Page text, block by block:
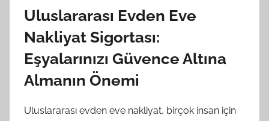
Uluslararası Evden Eve
Nakliyat Sigortası:
Eşyalarınızı Güvence Altına
Almanın Önemi
Uluslararası evden eve nakliyat, birçok insan için